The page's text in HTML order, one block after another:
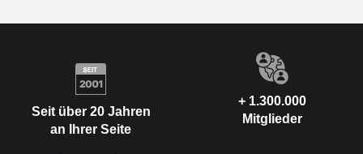
Seit über 20 Jahren
an Ihrer Seite
+ 1.300.000
Mitglieder